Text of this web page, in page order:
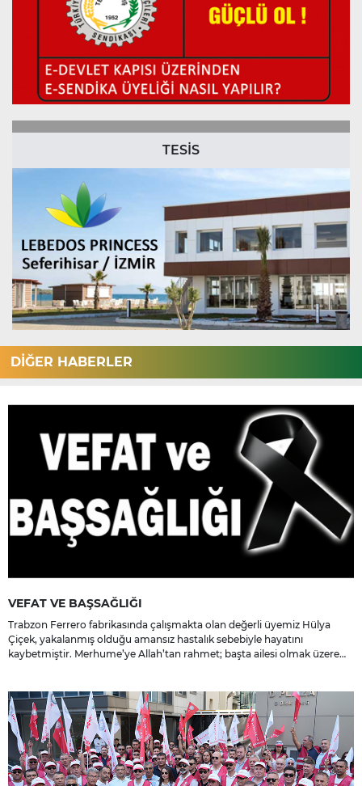
TESİS
DİĞER HABERLER
VEFAT VE BAŞSAĞLIĞI
Trabzon Ferrero fabrikasında çalışmakta olan değerli üyemiz Hülya
Çiçek, yakalanmış olduğu amansız hastalık sebebiyle hayatını
kaybetmiştir. Merhume’ye Allah’tan rahmet; başta ailesi olmak üzere